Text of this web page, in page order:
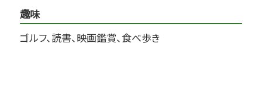
趣味
ゴルフ、読書、映画鑑賞、食べ歩き